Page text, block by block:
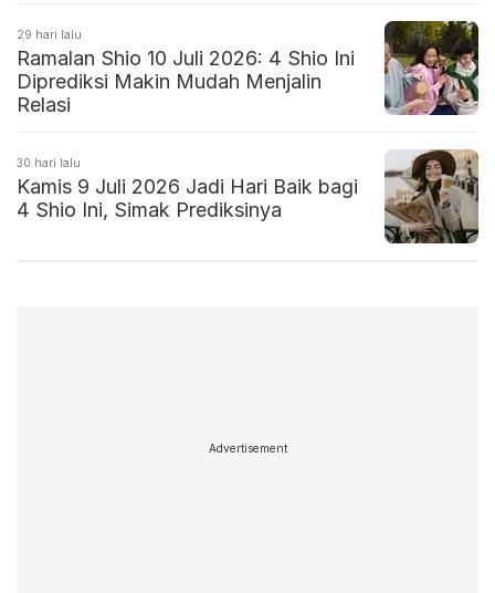
29 hari lalu
Ramalan Shio 10 Juli 2026: 4 Shio Ini
Diprediksi Makin Mudah Menjalin
Relasi
30 hari lalu
Kamis 9 Juli 2026 Jadi Hari Baik bagi
4 Shio Ini, Simak Prediksinya
Advertisement